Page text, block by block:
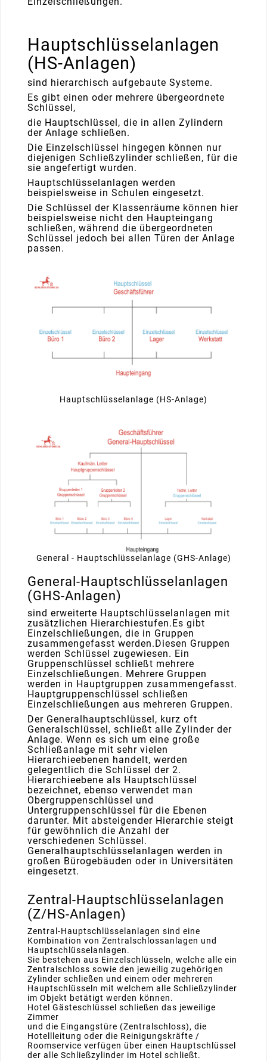
Hauptschlüsselanlagen
(HS-Anlagen)
sind hierarchisch aufgebaute Systeme.
Es gibt einen oder mehrere übergeordnete
Schlüssel,
die Hauptschlüssel, die in allen Zylindern
der Anlage schließen.
Die Einzelschlüssel hingegen können nur
diejenigen Schließzylinder schließen, für die
sie angefertigt wurden.
Hauptschlüsselanlagen werden
beispielsweise in Schulen eingesetzt.
Die Schlüssel der Klassenräume können hier
beispielsweise nicht den Haupteingang
schließen, während die übergeordneten
Schlüssel jedoch bei allen Türen der Anlage
passen.
Hauptschlüsselanlage (HS-Anlage)
General - Hauptschlüsselanlage (GHS-Anlage)
General-Hauptschlüsselanlagen
(GHS-Anlagen)
sind erweiterte Hauptschlüsselanlagen mit
zusätzlichen Hierarchiestufen.Es gibt
Einzelschließungen, die in Gruppen
zusammengefasst werden.Diesen Gruppen
werden Schlüssel zugewiesen. Ein
Gruppenschlüssel schließt mehrere
Einzelschließungen. Mehrere Gruppen
werden in Hauptgruppen zusammengefasst.
Hauptgruppenschlüssel schließen
Einzelschließungen aus mehreren Gruppen.
Der Generalhauptschlüssel, kurz oft
Generalschlüssel, schließt alle Zylinder der
Anlage. Wenn es sich um eine große
Schließanlage mit sehr vielen
Hierarchieebenen handelt, werden
gelegentlich die Schlüssel der 2.
Hierarchieebene als Hauptschlüssel
bezeichnet, ebenso verwendet man
Obergruppenschlüssel und
Untergruppenschlüssel für die Ebenen
darunter. Mit absteigender Hierarchie steigt
für gewöhnlich die Anzahl der
verschiedenen Schlüssel.
Generalhauptschlüsselanlagen werden in
großen Bürogebäuden oder in Universitäten
eingesetzt.
Zentral-Hauptschlüsselanlagen
(Z/HS-Anlagen)
Zentral-Hauptschlüsselanlagen sind eine
Kombination von Zentralschlossanlagen und
Hauptschlüsselanlagen.
Sie bestehen aus Einzelschlüsseln, welche alle ein
Zentralschloss sowie den jeweilig zugehörigen
Zylinder schließen und einem oder mehreren
Hauptschlüsseln mit welchem alle Schließzylinder
im Objekt betätigt werden können.
Hotel Gästeschlüssel schließen das jeweilige
Zimmer
und die Eingangstüre (Zentralschloss), die
Hotellleitung oder die Reinigungskräfte /
Roomservice verfügen über einen Hauptschlüssel
der alle Schließzylinder im Hotel schließt.